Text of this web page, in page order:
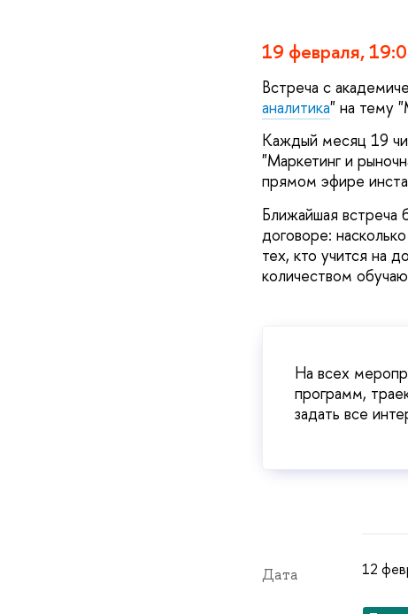
19 февраля,
Встреча с
аналитика" на тему
Каждый месяц 19
"Маркетинг и
прямом эфире
Ближайшая встреча
договоре:
тех, кто учится на
количеством
На всех
программ,
задать все
Дата 12